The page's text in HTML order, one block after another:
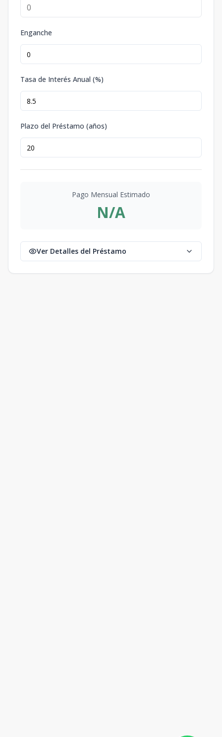
Enganche
Tasa de Interés Anual (%)
Plazo del Préstamo (años)
Pago Mensual Estimado
N/A
Ver Detalles del Préstamo